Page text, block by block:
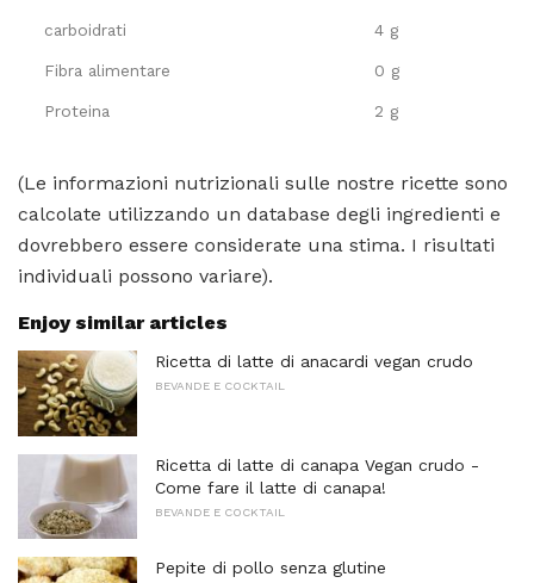
carboidrati 4 g
Fibra alimentare 0 g
Proteina 2 g
(Le informazioni nutrizionali sulle nostre ricette sono
calcolate utilizzando un database degli ingredienti e
dovrebbero essere considerate una stima. I risultati
individuali possono variare).
Enjoy similar articles
Ricetta di latte di anacardi vegan crudo
BEVANDE E COCKTAIL
Ricetta di latte di canapa Vegan crudo -
Come fare il latte di canapa!
BEVANDE E COCKTAIL
Pepite di pollo senza glutine